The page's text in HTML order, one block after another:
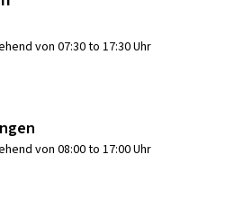
von 07:30 to 17:30 Uhr
von 08:00 to 17:00 Uhr